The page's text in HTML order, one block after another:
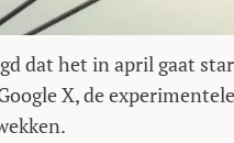
dat het in april gaat
X, de